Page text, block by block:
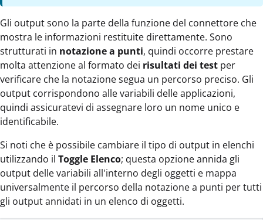
Gli output sono la parte della funzione del connettore che
mostra le informazioni restituite direttamente. Sono
strutturati in notazione a punti, quindi occorre prestare
molta attenzione al formato dei risultati dei test per
verificare che la notazione segua un percorso preciso. Gli
output corrispondono alle variabili delle applicazioni,
quindi assicuratevi di assegnare loro un nome unico e
identificabile.
Si noti che è possibile cambiare il tipo di output in elenchi
utilizzando il Toggle Elenco; questa opzione annida gli
output delle variabili all'interno degli oggetti e mappa
universalmente il percorso della notazione a punti per tutti
gli output annidati in un elenco di oggetti.